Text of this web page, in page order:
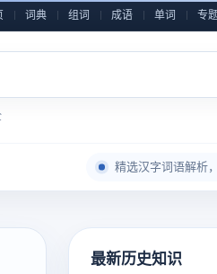
词典 组词 成语 单词 专题
精选汉字词语解析
小学到高中语文内
最新历史知识